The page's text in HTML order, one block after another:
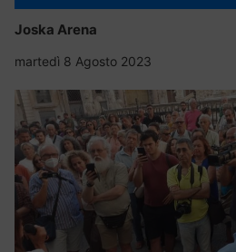
Joska Arena
martedì 8 Agosto 2023